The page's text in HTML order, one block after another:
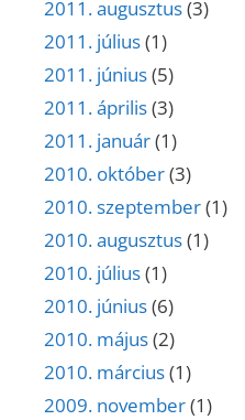
2011. augusztus(3)
2011. július(1)
2011. június(5)
2011. április(3)
2011. január(1)
2010. október(3)
2010. szeptember(1)
2010. augusztus(1)
2010. július(1)
2010. június(6)
2010. május(2)
2010. március(1)
2009. november(1)